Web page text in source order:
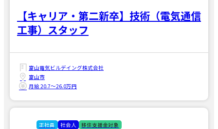
【キャリア・第二新卒】技術（電気通信
工事）スタッフ
富山電気ビルデイング株式会社
富山市
月給 20.7〜26.0万円
正社員 社会人 移住支援金対象